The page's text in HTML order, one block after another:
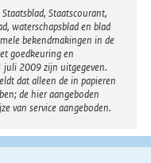
Staatscourant,
waterschapsblad en blad
bekendmakingen in de
goedkeuring en
juli 2009 zijn uitgegeven.
dat alleen de in papieren
de hier aangeboden
van service aangeboden.